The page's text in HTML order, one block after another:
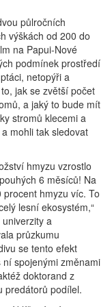
půlročních
výškách od 200 do
na Papui-Nové
podmínek prostředí
netopýři a
jak se zvětší počet
a jaký to bude mít
stromů klecemi a
mohli tak sledovat
hmyzu vzrostlo
6 měsíců! Na
hmyzu víc. To
lesní ekosystém,“
a
průzkumu
se tento efekt
spojenými změnami
doktorand z
predátorů podílel.